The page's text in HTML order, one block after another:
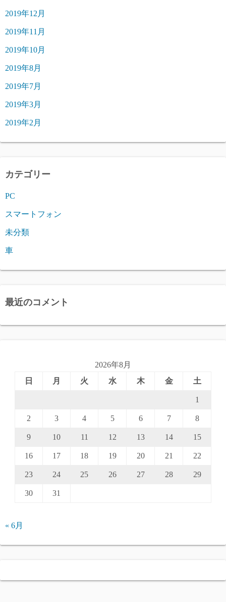
2019年12月
2019年11月
2019年10月
2019年8月
2019年7月
2019年3月
2019年2月
カテゴリー
PC
スマートフォン
未分類
車
最近のコメント
2026年8月
日
月 火 水 木 金 土
1
2 3 4 5 6 7 8
9 10 11 12 13 14 15
16 17 18 19 20 21 22
23 24 25 26 27 28 29
30 31
« 6月